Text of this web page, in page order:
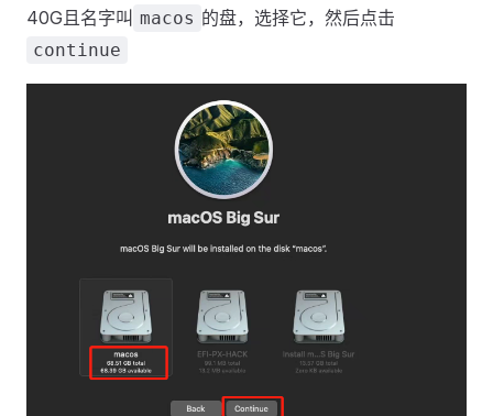
40G且名字叫 macos 的盘，选择它，然后点击
continue